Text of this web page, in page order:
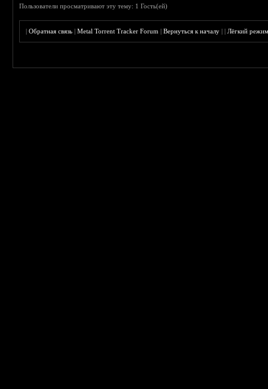
Пользователи просматривают эту тему: 1 Гость(ей)
|Обратная связь |Metal Torrent Tracker Forum |Вернуться к началу ||Лёгкий